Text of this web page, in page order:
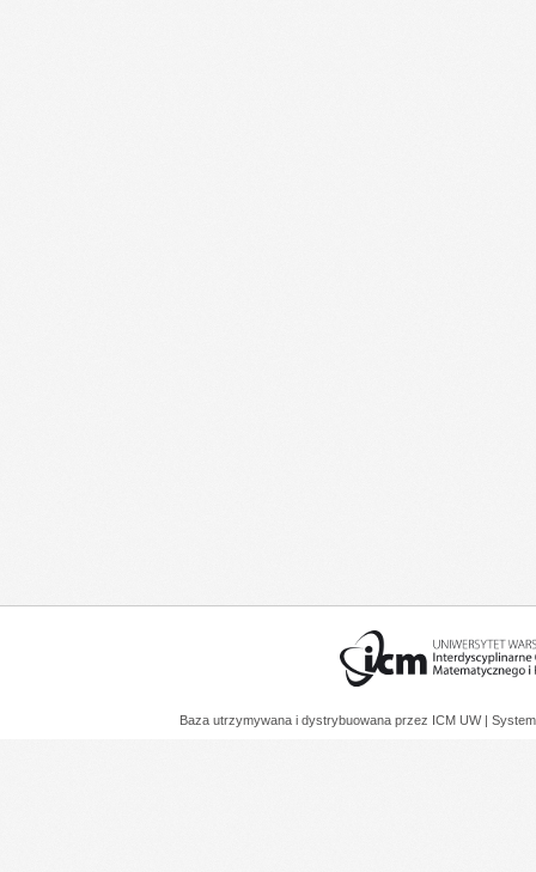
Baza utrzymywana i dystrybuowana przez ICM UW |